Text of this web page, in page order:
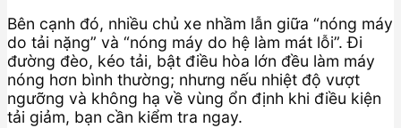
Bên cạnh đó, nhiều chủ xe nhầm lẫn giữa “nóng máy
do tải nặng” và “nóng máy do hệ làm mát lỗi”. Đi
đường đèo, kéo tải, bật điều hòa lớn đều làm máy
nóng hơn bình thường; nhưng nếu nhiệt độ vượt
ngưỡng và không hạ về vùng ổn định khi điều kiện
tải giảm, bạn cần kiểm tra ngay.